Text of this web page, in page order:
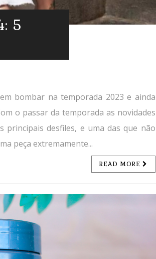
5
bombar na temporada 2023 e ainda
o passar da temporada as novidades
principais desfiles, e uma das que não
peça extremamente...
READ MORE